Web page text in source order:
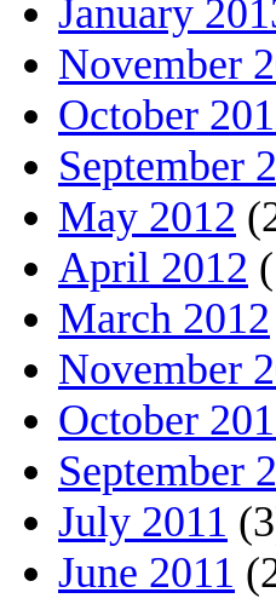
January
November
October
September
May 2012
April 2012
March 2012
November
October
September
July 2011
June 2011